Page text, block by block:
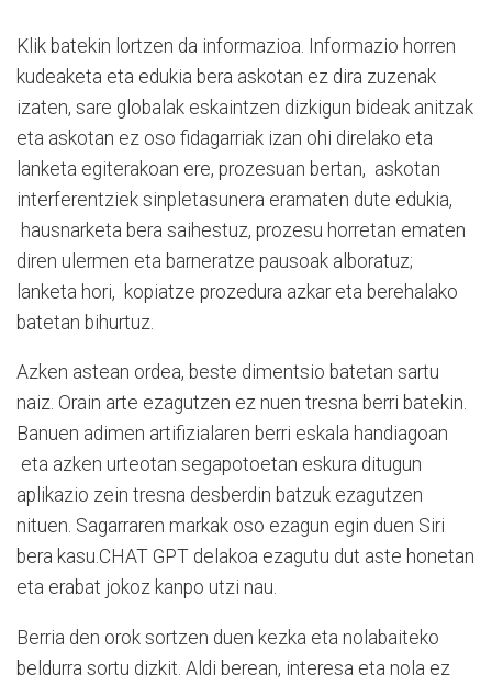
Klik batekin lortzen da informazioa. Informazio horren
kudeaketa eta edukia bera askotan ez dira zuzenak
izaten, sare globalak eskaintzen dizkigun bideak anitzak
eta askotan ez oso fidagarriak izan ohi direlako eta
lanketa egiterakoan ere, prozesuan bertan, askotan
interferentziek sinpletasunera eramaten dute edukia,
hausnarketa bera saihestuz, prozesu horretan ematen
diren ulermen eta barneratze pausoak alboratuz;
lanketa hori, kopiatze prozedura azkar eta berehalako
batetan bihurtuz.
Azken astean ordea, beste dimentsio batetan sartu
naiz. Orain arte ezagutzen ez nuen tresna berri batekin.
Banuen adimen artifizialaren berri eskala handiagoan
eta azken urteotan segapotoetan eskura ditugun
aplikazio zein tresna desberdin batzuk ezagutzen
nituen. Sagarraren markak oso ezagun egin duen Siri
bera kasu.CHAT GPT delakoa ezagutu dut aste honetan
eta erabat jokoz kanpo utzi nau.
Berria den orok sortzen duen kezka eta nolabaiteko
beldurra sortu dizkit. Aldi berean, interesa eta nola ez